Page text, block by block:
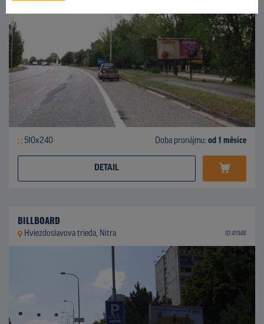
510x240 Doba pronájmu: od 1 měsíce
DETAIL
BILLBOARD
Hviezdoslavova trieda, Nitra ID 41948